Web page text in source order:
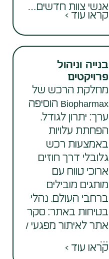
אנשי צוות חדשים…
קראו עוד >
בנייה וניהול
פרויקטים
מחלקת הרכש של
Biopharmax הוסיפה
ערך: יתרון לגודל.
הפחתת עלויות
באמצעות רכש
גלובלי דרך חוזים
ארוכי טווח עם
מותגים מובילים
ברחבי העולם. נהלי
בטיחות באתר: סקר
אתר לאיתור מפגעי /
…
קראו עוד >